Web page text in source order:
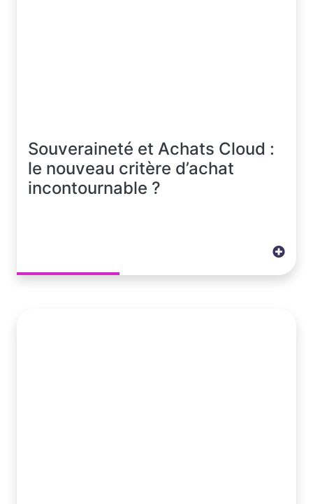
Souveraineté et Achats Cloud :
le nouveau critère d’achat
incontournable ?